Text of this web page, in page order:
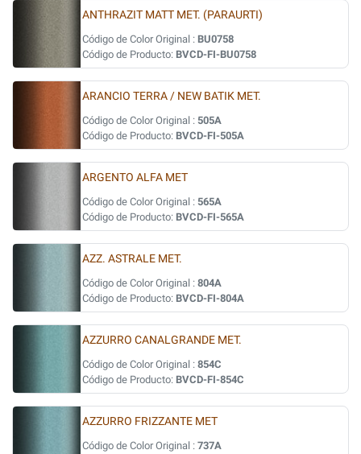
ANTHRAZIT MATT MET. (PARAURTI)
Código de Color Original : BU0758
Código de Producto: BVCD-FI-BU0758
ARANCIO TERRA / NEW BATIK MET.
Código de Color Original : 505A
Código de Producto: BVCD-FI-505A
ARGENTO ALFA MET
Código de Color Original : 565A
Código de Producto: BVCD-FI-565A
AZZ. ASTRALE MET.
Código de Color Original : 804A
Código de Producto: BVCD-FI-804A
AZZURRO CANALGRANDE MET.
Código de Color Original : 854C
Código de Producto: BVCD-FI-854C
AZZURRO FRIZZANTE MET
Código de Color Original : 737A